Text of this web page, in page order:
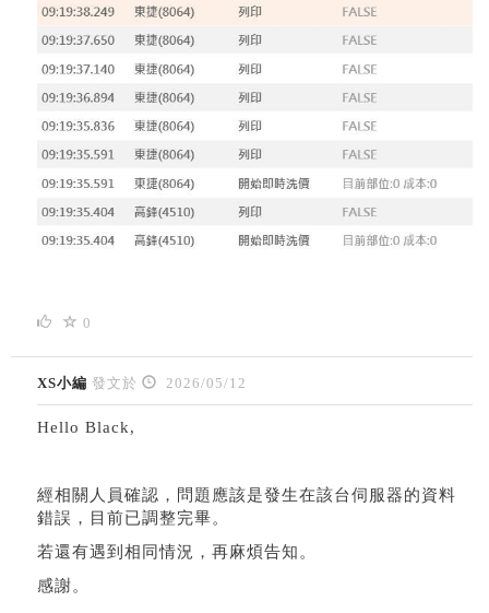
0
XS小編 發文於 2026/05/12
Hello Black,
經相關人員確認，問題應該是發生在該台伺服器的資料
錯誤，目前已調整完畢。
若還有遇到相同情況，再麻煩告知。
感謝。